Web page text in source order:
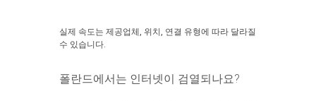
실제 속도는 제공업체, 위치, 연결 유형에 따라 달라질
수 있습니다.
폴란드에서는 인터넷이 검열되나요?